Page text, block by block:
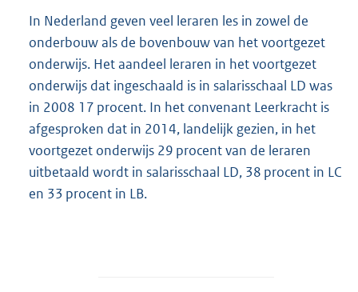
In Nederland geven veel leraren les in zowel de
onderbouw als de bovenbouw van het voortgezet
onderwijs. Het aandeel leraren in het voortgezet
onderwijs dat ingeschaald is in salarisschaal LD was
in 2008 17 procent. In het convenant Leerkracht is
afgesproken dat in 2014, landelijk gezien, in het
voortgezet onderwijs 29 procent van de leraren
uitbetaald wordt in salarisschaal LD, 38 procent in LC
en 33 procent in LB.